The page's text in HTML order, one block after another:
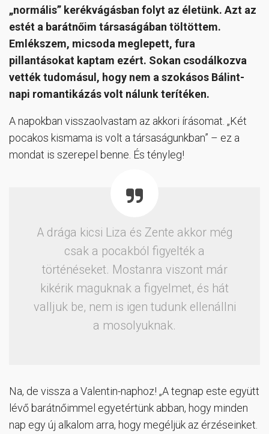
„normális” kerékvágásban folyt az életünk. Azt az
estét a barátnőim társaságában töltöttem.
Emlékszem, micsoda meglepett, fura
pillantásokat kaptam ezért. Sokan csodálkozva
vették tudomásul, hogy nem a szokásos Bálint-
napi romantikázás volt nálunk terítéken.
A napokban visszaolvastam az akkori írásomat. „Két
pocakos kismama is volt a társaságunkban” – ez a
mondat is szerepel benne. És tényleg!
A drága kicsi Liza és Zente akkor még
csak a pocakból figyelték a
történéseket. Mostanra viszont már
kikérik maguknak a figyelmet, és hát
valljuk be, nem is igen tudunk ellenállni
a mosolyuknak.
Na, de vissza a Valentin-naphoz! „A tegnap este együtt
lévő barátnőimmel egyetértünk abban, hogy minden
nap egy új alkalom arra, hogy megéljük az érzéseinket.